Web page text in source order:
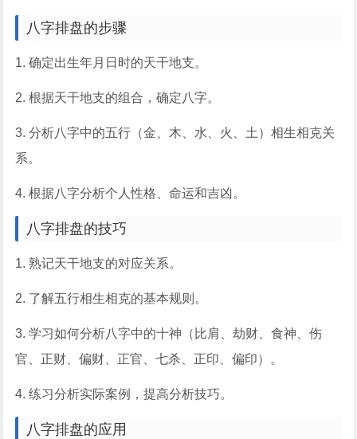
八字排盘的步骤
1. 确定出生年月日时的天干地支。
2. 根据天干地支的组合，确定八字。
3. 分析八字中的五行（金、木、水、火、土）相生相克关
系。
4. 根据八字分析个人性格、命运和吉凶。
八字排盘的技巧
1. 熟记天干地支的对应关系。
2. 了解五行相生相克的基本规则。
3. 学习如何分析八字中的十神（比肩、劫财、食神、伤
官、正财、偏财、正官、七杀、正印、偏印）。
4. 练习分析实际案例，提高分析技巧。
八字排盘的应用